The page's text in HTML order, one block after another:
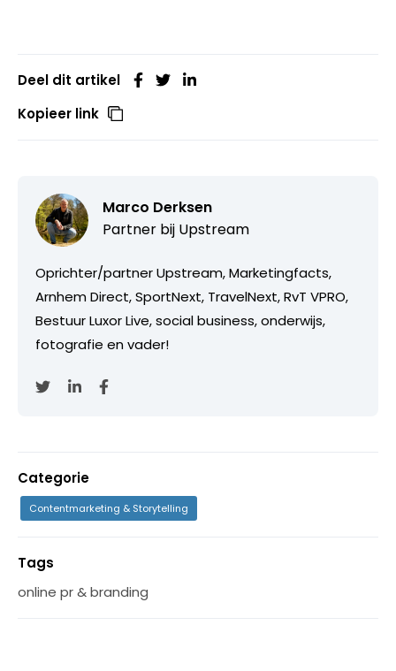
Deel dit artikel
Kopieer link
Marco Derksen
Partner bij Upstream
Oprichter/partner Upstream, Marketingfacts,
Arnhem Direct, SportNext, TravelNext, RvT VPRO,
Bestuur Luxor Live, social business, onderwijs,
fotografie en vader!
Categorie
Contentmarketing & Storytelling
Tags
online pr & branding